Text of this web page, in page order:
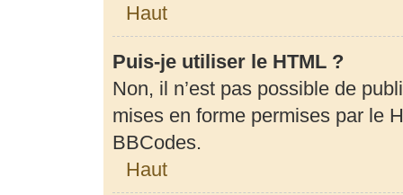
Haut
Puis-je utiliser le HTML ?
Non, il n’est pas possible de
mises en forme permises par le
BBCodes.
Haut